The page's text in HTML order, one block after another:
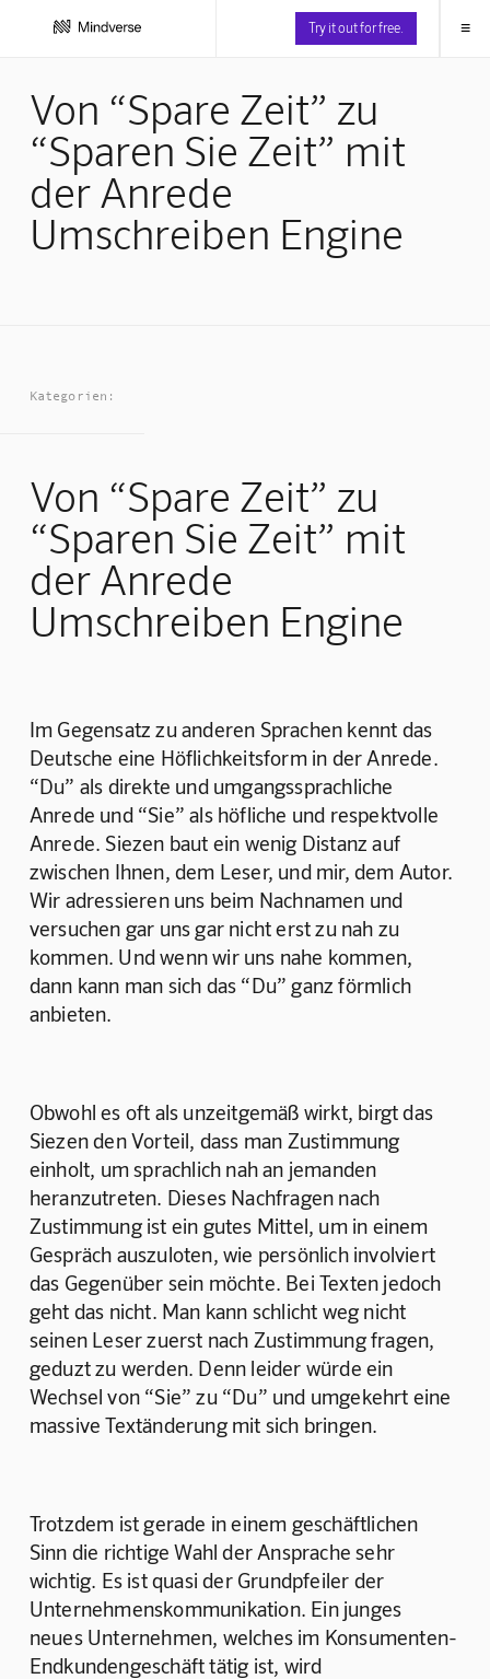
Try it out for free. ≡
Von “Spare Zeit” zu
“Sparen Sie Zeit” mit
der Anrede
Umschreiben Engine
Kategorien:
Von “Spare Zeit” zu
“Sparen Sie Zeit” mit
der Anrede
Umschreiben Engine
Im Gegensatz zu anderen Sprachen kennt das
Deutsche eine Höflichkeitsform in der Anrede.
“Du” als direkte und umgangssprachliche
Anrede und “Sie” als höfliche und respektvolle
Anrede. Siezen baut ein wenig Distanz auf
zwischen Ihnen, dem Leser, und mir, dem Autor.
Wir adressieren uns beim Nachnamen und
versuchen gar uns gar nicht erst zu nah zu
kommen. Und wenn wir uns nahe kommen,
dann kann man sich das “Du” ganz förmlich
anbieten.
Obwohl es oft als unzeitgemäß wirkt, birgt das
Siezen den Vorteil, dass man Zustimmung
einholt, um sprachlich nah an jemanden
heranzutreten. Dieses Nachfragen nach
Zustimmung ist ein gutes Mittel, um in einem
Gespräch auszuloten, wie persönlich involviert
das Gegenüber sein möchte. Bei Texten jedoch
geht das nicht. Man kann schlicht weg nicht
seinen Leser zuerst nach Zustimmung fragen,
geduzt zu werden. Denn leider würde ein
Wechsel von “Sie” zu “Du” und umgekehrt eine
massive Textänderung mit sich bringen.
Trotzdem ist gerade in einem geschäftlichen
Sinn die richtige Wahl der Ansprache sehr
wichtig. Es ist quasi der Grundpfeiler der
Unternehmenskommunikation. Ein junges
neues Unternehmen, welches im Konsumenten-
Endkundengeschäft tätig ist, wird